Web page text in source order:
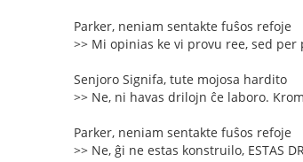
Parker, neniam sentakte fuŝos refoje
>> Mi opinias ke vi provu ree, sed
Senjoro Signifa, tute mojosa hardito
>> Ne, ni havas drilojn ĉe laboro.
Parker, neniam sentakte fuŝos refoje
>> Ne, ĝi ne estas konstruilo, ESTAS